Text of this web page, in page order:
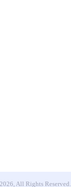
All Rights Reserved.